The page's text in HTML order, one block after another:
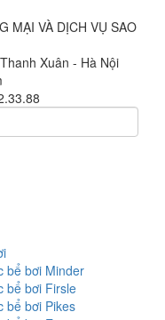
MẠI VÀ DỊCH VỤ SAO
Xuân - Hà Nội
bể bơi Minder
bể bơi Firsle
bể bơi Pikes